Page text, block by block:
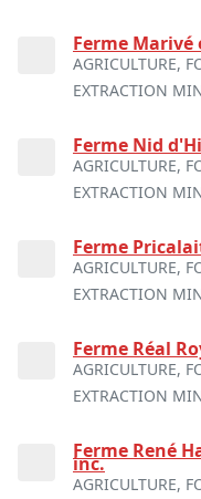
Ferme Marivé
AGRICULTURE,
EXTRACTION
Ferme Nid
AGRICULTURE,
EXTRACTION
Ferme
AGRICULTURE,
EXTRACTION
Ferme Réal
AGRICULTURE,
EXTRACTION
Ferme René
inc.
AGRICULTURE,